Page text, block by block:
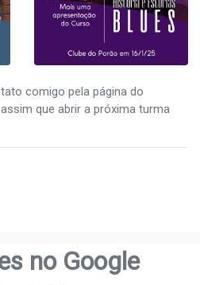
comigo pela página do
que abrir a próxima turma
no Google